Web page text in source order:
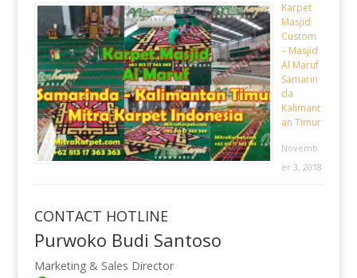
Karpet
Masjid
Custom
– Masjid
Al Maruf
Samarin
da
Kalimant
an Timur
Novemb
er 3, 2018
CONTACT HOTLINE
Purwoko Budi Santoso
Marketing & Sales Director